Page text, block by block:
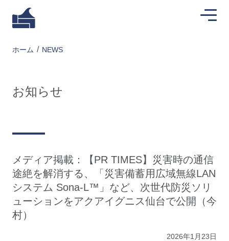
ホーム NEWS
お知らせ
メディア掲載：【PR TIMES】災害時の通信
途絶を解消する、「災害備蓄用広域無線LAN
システム Sona-L™」など、次世代防災ソリ
ューションをアクアイグニス仙台で公開（今
村）
2026年1月23日